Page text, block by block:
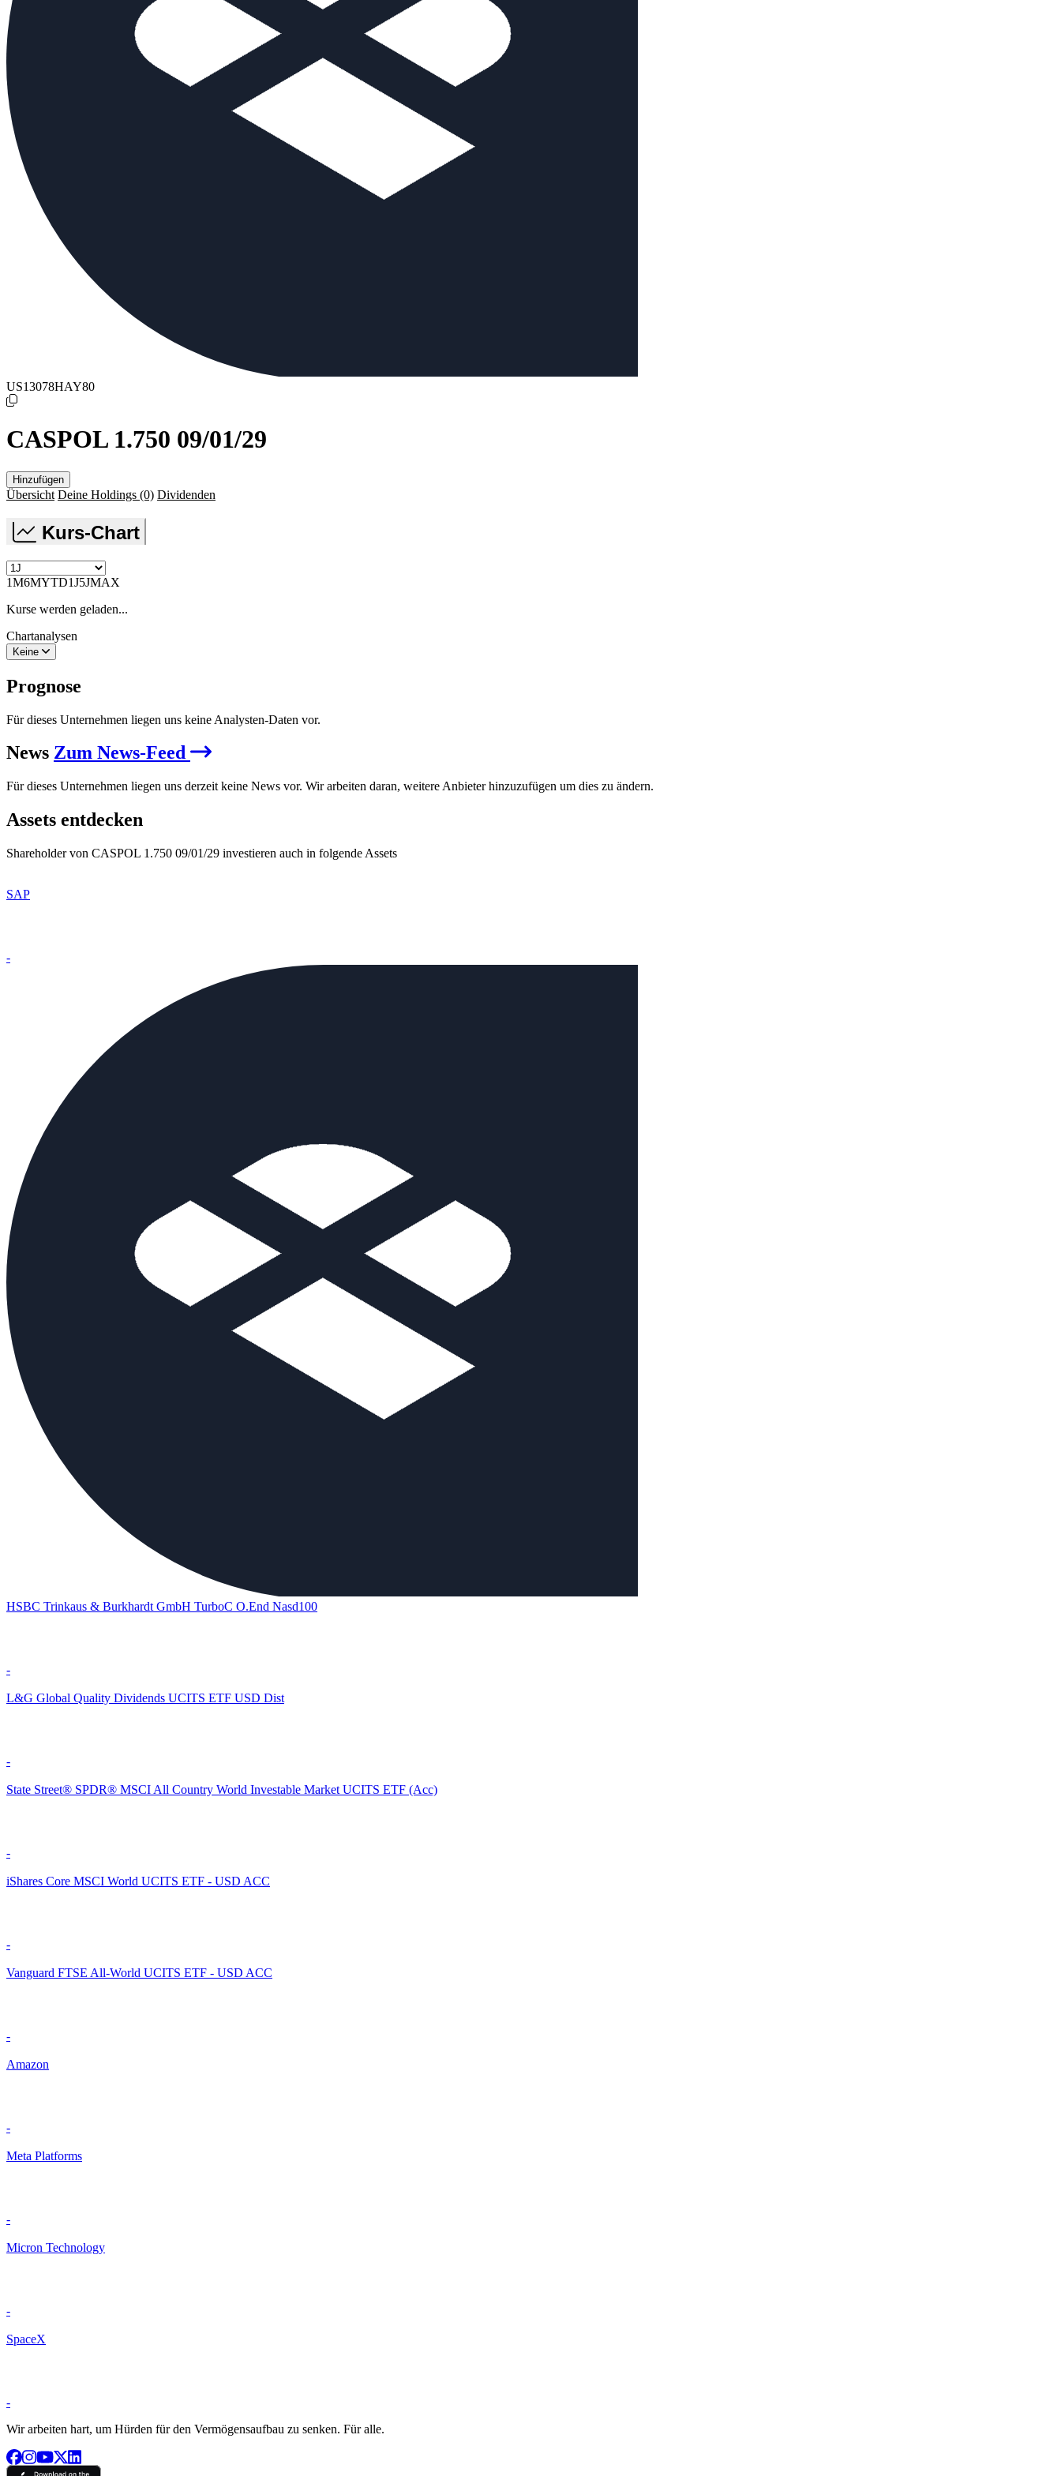
US13078HAY80
CASPOL 1.750 09/01/29
Hinzufügen
Übersicht Deine Holdings (0) Dividenden
Kurs-Chart
1M6MYTD1J5JMAX
Kurse werden geladen...
Chartanalysen
Keine
Prognose
Für dieses Unternehmen liegen uns keine Analysten-Daten vor.
News Zum News-Feed
Für dieses Unternehmen liegen uns derzeit keine News vor. Wir arbeiten daran, weitere Anbieter hinzuzufügen um dies zu ändern.
Assets entdecken
Shareholder von CASPOL 1.750 09/01/29 investieren auch in folgende Assets
SAP
-
HSBC Trinkaus & Burkhardt GmbH TurboC O.End Nasd100
-
L&G Global Quality Dividends UCITS ETF USD Dist
-
State Street® SPDR® MSCI All Country World Investable Market UCITS ETF (Acc)
-
iShares Core MSCI World UCITS ETF - USD ACC
-
Vanguard FTSE All-World UCITS ETF - USD ACC
-
Amazon
-
Meta Platforms
-
Micron Technology
-
SpaceX
-
Wir arbeiten hart, um Hürden für den Vermögensaufbau zu senken. Für alle.